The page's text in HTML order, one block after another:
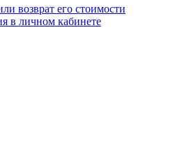
возврат его стоимости
в личном кабинете